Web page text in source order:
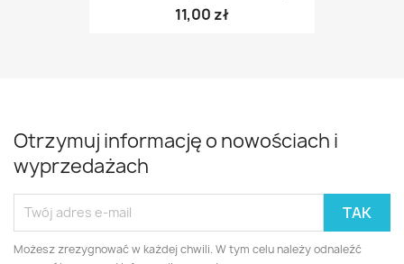
11,00 zł
Otrzymuj informację o nowościach i
wyprzedażach
Możesz zrezygnować w każdej chwili. W tym celu należy odnaleźć